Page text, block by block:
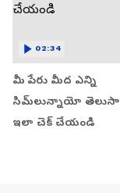
మీ పేరు మీద ఎన్ని
సిమ్‌లున్నాయో
ఇలా చెక్ చేయండి
02:34